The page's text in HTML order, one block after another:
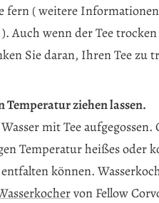
fern (weitere Informationen
Auch wenn der Tee
Sie daran, Ihren Tee zu
ziehen lassen.
mit Tee
Temperatur heißes oder
können.
von Fellow